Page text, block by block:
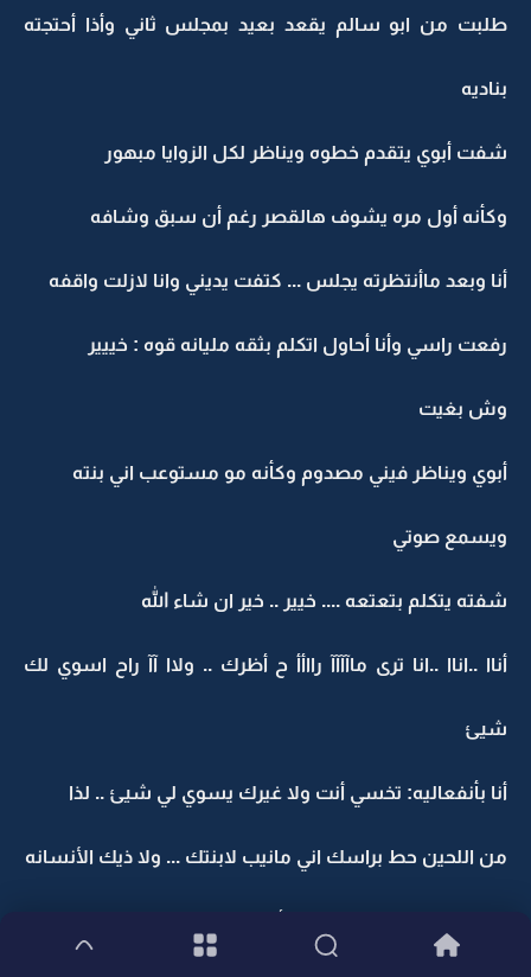
طلبت من ابو سالم يقعد بعيد بمجلس ثاني وأذا أحتجته
بناديه
شفت أبوي يتقدم خطوه ويناظر لكل الزوايا مبهور
وكأنه أول مره يشوف هالقصر رغم أن سبق وشافه
أنا وبعد ماأنتظرته يجلس ... كتفت يديني وانا لازلت واقفه
رفعت راسي وأنا أحاول اتكلم بثقه مليانه قوه : خييير
وش بغيت
أبوي ويناظر فيني مصدوم وكأنه مو مستوعب اني بنته
ويسمع صوتي
شفته يتكلم بتعتعه .... خيير .. خير ان شاء الله
أناا ..اناا ..انا ترى ماآآآآ رااأأ ح أظرك .. ولاا آآ راح اسوي لك
شيئ
أنا بأنفعاليه: تخسي أنت ولا غيرك يسوي لي شيئ .. لذا
من اللحين حط براسك اني مانيب لابنتك ... ولا ذيك الأنسانه